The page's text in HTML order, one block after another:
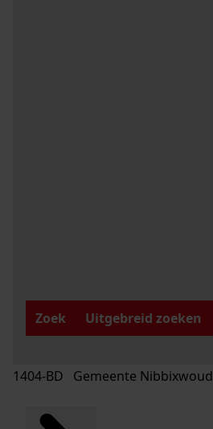
Zoek
Uitgebreid zoeken
1404-BD Gemeente